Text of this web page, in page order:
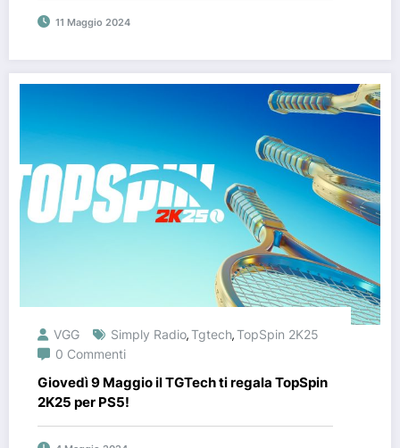
11 Maggio 2024
VGG Simply Radio,Tgtech,TopSpin 2K25
0 Commenti
Giovedì 9 Maggio il TGTech ti regala TopSpin
2K25 per PS5!